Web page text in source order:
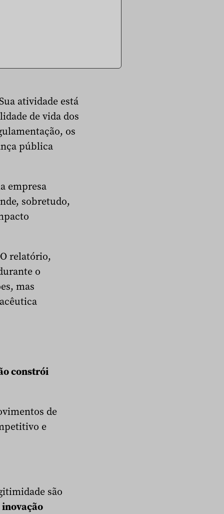
atividade está
de vida dos
os
pública
empresa
sobretudo,
relatório,
o
mas
constrói
de
e
são
inovação